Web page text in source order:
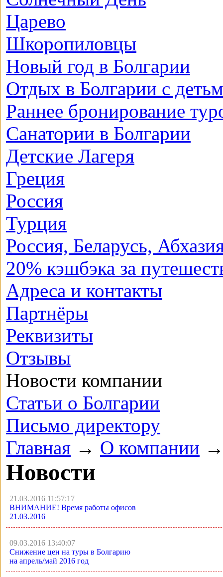
Царево
Шкоропиловцы
Новый год в Болгарии
Отдых в Болгарии с
Раннее бронирование
Санатории в Болгарии
Детские Лагеря
Греция
Россия
Турция
Россия, Беларусь,
20% кэшбэка за
Адреса и контакты
Партнёры
Реквизиты
Отзывы
Новости компании
Статьи о Болгарии
Письмо директору
Главная → О компании
Новости
21.03.2016 11:57:17
ВНИМАНИЕ! Время работы офисов
21.03.2016
09.03.2016 13:40:07
Снижение цен на туры в Болгарию
на апрель/май 2016 год